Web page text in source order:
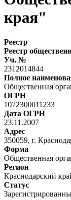
края"
Реестр
Реестр
Уч. №
2312014844
Полное
Общественная
ОГРН
1072300011233
Дата ОГРН
23.11.2007
Адрес
350059, г.
Форма
Общественная
Регион
Краснодарский
Статус